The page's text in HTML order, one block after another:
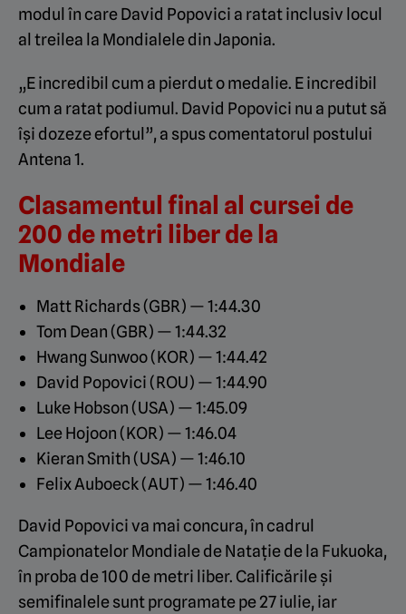
modul în care David Popovici a ratat inclusiv locul
al treilea la Mondialele din Japonia.
„E incredibil cum a pierdut o medalie. E incredibil
cum a ratat podiumul. David Popovici nu a putut să
își dozeze efortul”, a spus comentatorul postului
Antena 1.
Clasamentul final al cursei de
200 de metri liber de la
Mondiale
Matt Richards (GBR) — 1:44.30
Tom Dean (GBR) — 1:44.32
Hwang Sunwoo (KOR) — 1:44.42
David Popovici (ROU) — 1:44.90
Luke Hobson (USA) — 1:45.09
Lee Hojoon (KOR) — 1:46.04
Kieran Smith (USA) — 1:46.10
Felix Auboeck (AUT) — 1:46.40
David Popovici va mai concura, în cadrul
Campionatelor Mondiale de Natație de la Fukuoka,
în proba de 100 de metri liber. Calificările și
semifinalele sunt programate pe 27 iulie, iar